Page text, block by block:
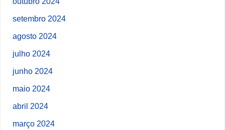
setembro 2024
agosto 2024
julho 2024
junho 2024
maio 2024
abril 2024
março 2024